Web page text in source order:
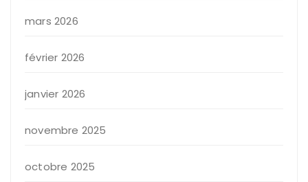
mars 2026
février 2026
janvier 2026
novembre 2025
octobre 2025